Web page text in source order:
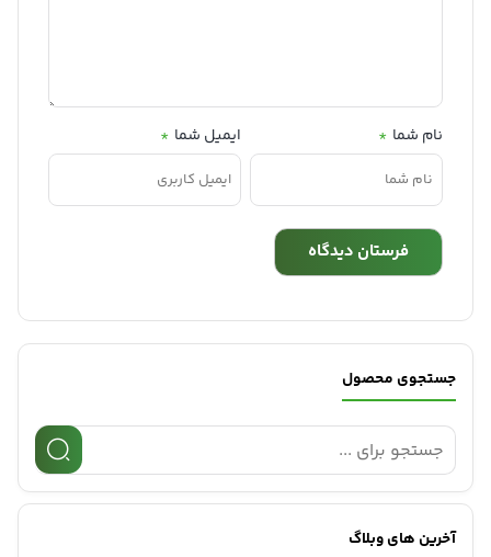
نام شما * ایمیل شما *
جستجوی محصول
آخرین های وبلاگ